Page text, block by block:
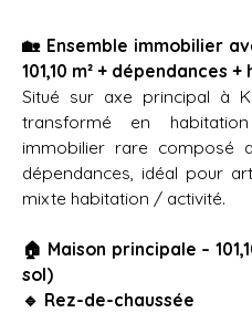
🏡 Ensemble immobilier
101,10 m² + dépendances
Situé sur axe principal à
transformé en
immobilier rare composé
dépendances, idéal pour
mixte habitation / activité.
🏠 Maison principale –
sol)
🔹 Rez-de-chaussée